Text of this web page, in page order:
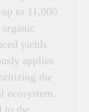
to 11,000
yields
applies
the
ecosystem.
to the